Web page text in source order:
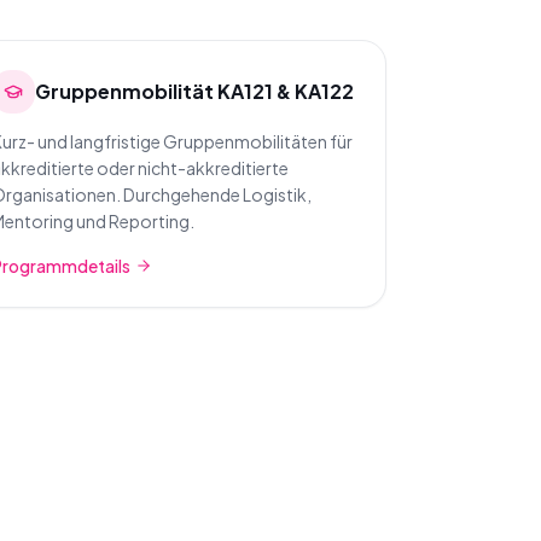
Gruppenmobilität KA121 & KA122
und langfristige Gruppenmobilitäten für
oder nicht-akkreditierte
Durchgehende Logistik,
und Reporting.